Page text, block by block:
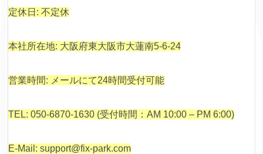
定休日: 不定休
本社所在地: 大阪府東大阪市大蓮南5-6-24
営業時間: メールにて24時間受付可能
TEL: 050-6870-1630 (受付時間：AM 10:00 – PM 6:00)
E-Mail: support@fix-park.com